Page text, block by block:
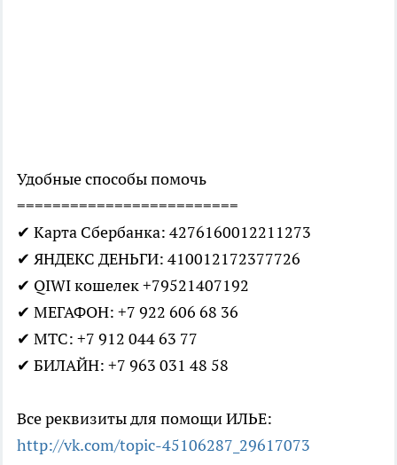
Удобные способы помочь
=========================
✔ Карта Сбербанка: 4276160012211273
✔ ЯНДЕКС ДЕНЬГИ: 410012172377726
✔ QIWI кошелек +79521407192
✔ МЕГАФОН: +7 922 606 68 36
✔ МТС: +7 912 044 63 77
✔ БИЛАЙН: +7 963 031 48 58
Все реквизиты для помощи ИЛЬЕ:
http://vk.com/topic-45106287_29617073